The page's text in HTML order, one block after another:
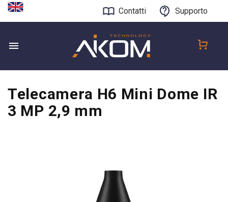
Contatti Supporto
Telecamera H6 Mini Dome IR
3 MP 2,9 mm